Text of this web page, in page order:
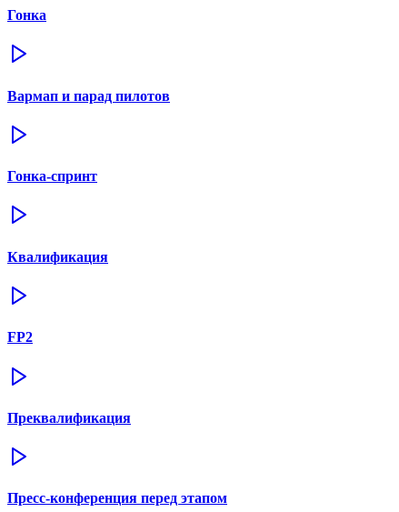
Гонка
Вармап и парад пилотов
Гонка-спринт
Квалификация
FP2
Преквалификация
Пресс-конференция перед этапом